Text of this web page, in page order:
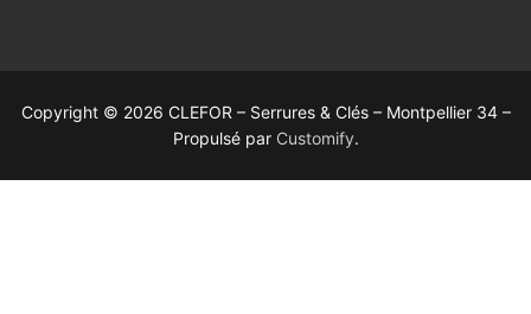
Copyright © 2026 CLEFOR – Serrures & Clés – Montpellier 34 –
Propulsé par Customify.